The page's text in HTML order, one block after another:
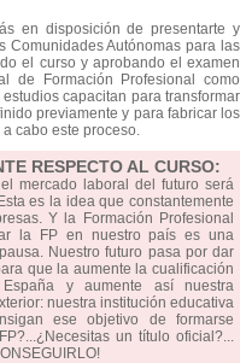
en disposición de presentarte y
Comunidades Autónomas para las
el curso y aprobando el examen
de Formación Profesional como
capacitan para transformar
previamente y para fabricar los
cabo este proceso.
RESPECTO AL CURSO:
mercado laboral del futuro será
es la idea que constantemente
Y la Formación Profesional
la FP en nuestro país es una
Nuestro futuro pasa por dar
que la aumente la cualificación
y aumente así nuestra
nuestra institución educativa
ese objetivo de formarse
un título oficial?...